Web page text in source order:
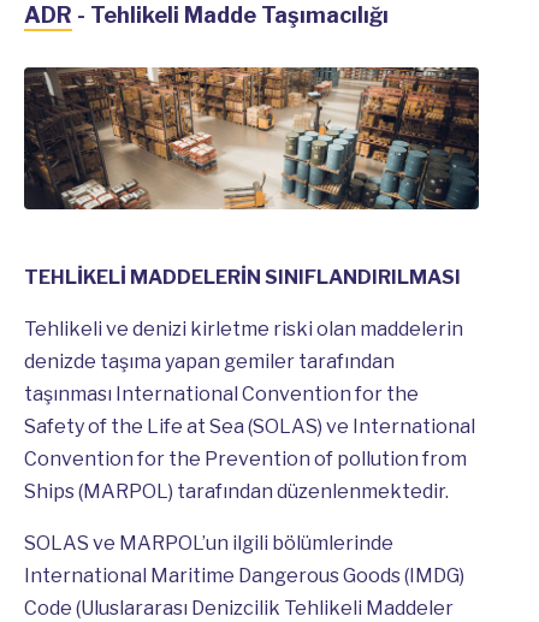
ADR - Tehlikeli Madde Taşımacılığı
TEHLİKELİ MADDELERİN SINIFLANDIRILMASI
Tehlikeli ve denizi kirletme riski olan maddelerin
denizde taşıma yapan gemiler tarafından
taşınması International Convention for the
Safety of the Life at Sea (SOLAS) ve International
Convention for the Prevention of pollution from
Ships (MARPOL) tarafından düzenlenmektedir.
SOLAS ve MARPOL’un ilgili bölümlerinde
International Maritime Dangerous Goods (IMDG)
Code (Uluslararası Denizcilik Tehlikeli Maddeler